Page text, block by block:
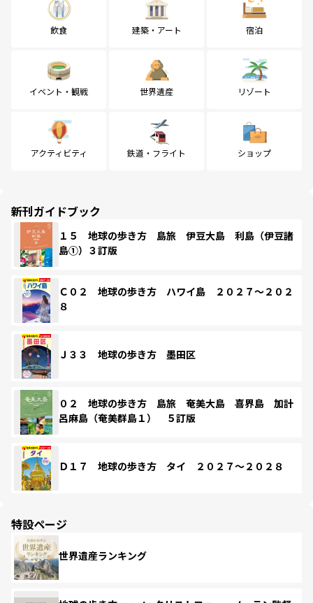
飲食 建築・アート 宿泊
イベント・観戦 世界遺産 リゾート
アクティビティ 鉄道・フライト ショップ
新刊ガイドブック
１５ 地球の歩き方 島旅 伊豆大島 利島（伊豆諸
島①）３訂版
Ｃ０２ 地球の歩き方 ハワイ島 ２０２７～２０２
８
Ｊ３３ 地球の歩き方 墨田区
０２ 地球の歩き方 島旅 奄美大島 喜界島 加計
呂麻島（奄美群島１） ５訂版
Ｄ１７ 地球の歩き方 タイ ２０２７～２０２８
特設ページ
世界遺産ランキング